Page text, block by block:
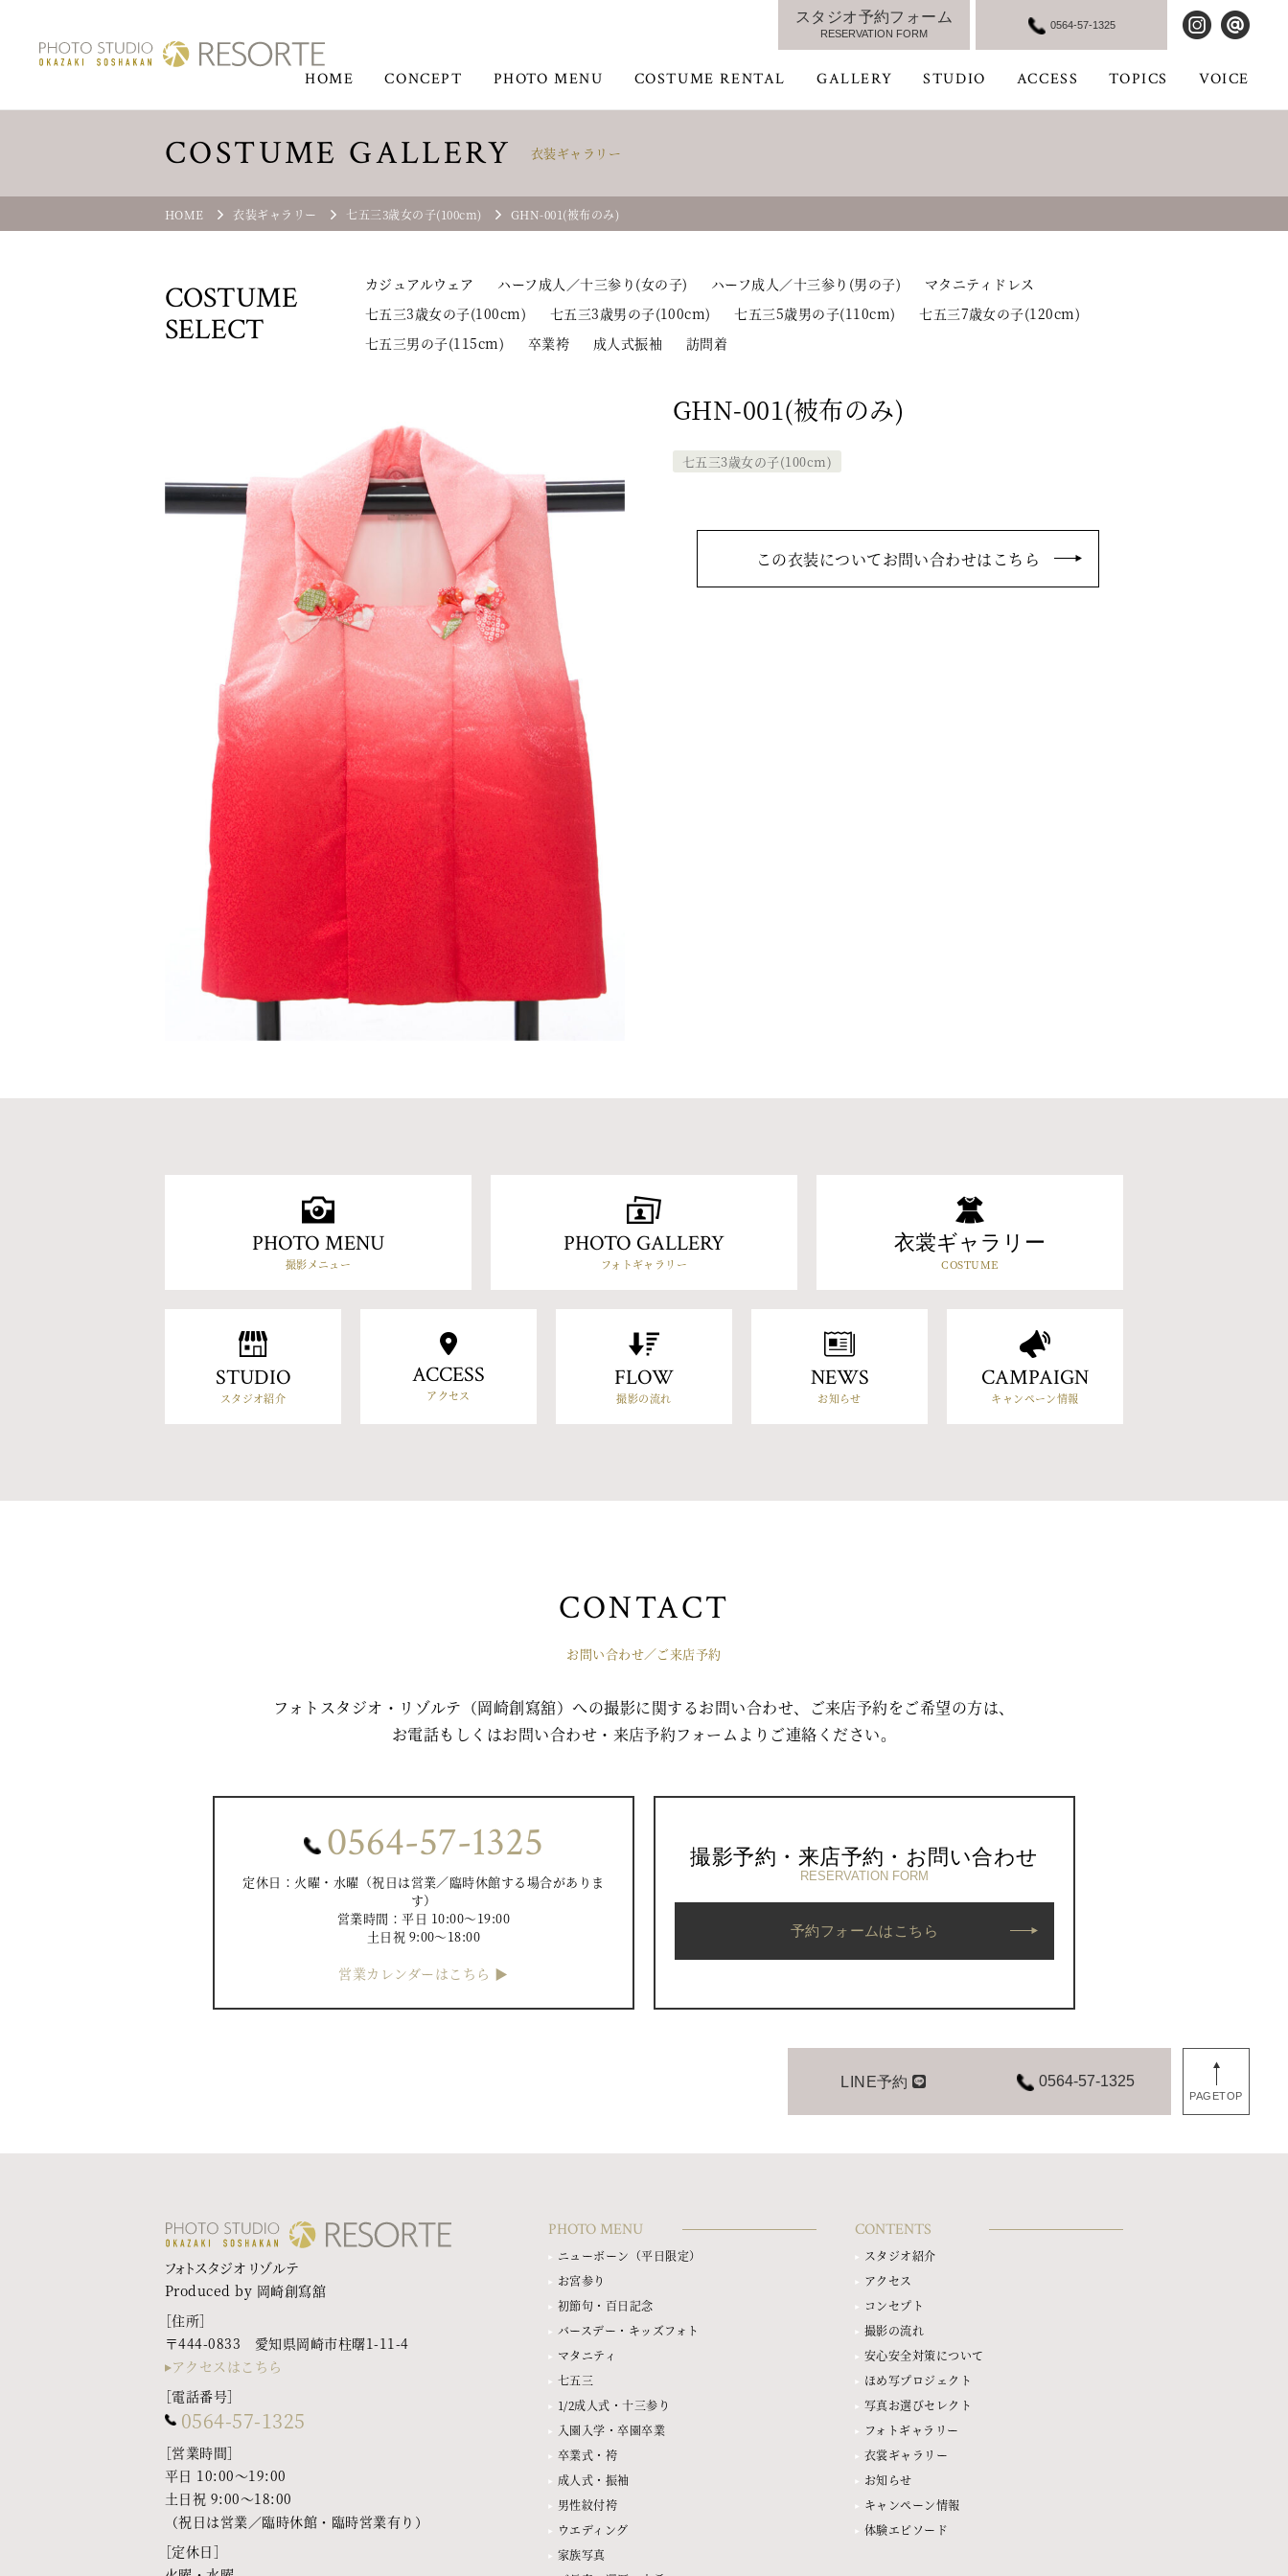
HOME CONCEPT PHOTO MENU COSTUME RENTAL GALLERY STUDIO ACCESS TOPICS VOICE
スタジオ予約フォーム
RESERVATION FORM
0564-57-1325
COSTUME GALLERY 衣装ギャラリー
HOME 衣装ギャラリー 七五三3歳女の子(100cm) GHN-001(被布のみ)
COSTUME
SELECT
カジュアルウェア ハーフ成人／十三参り(女の子) ハーフ成人／十三参り(男の子)
マタニティドレス
七五三3歳女の子(100cm)
七五三3歳男の子(100cm) 七五三5歳男の子(110cm)
七五三7歳女の子(120cm)
七五三男の子(115cm)
卒業袴 成人式振袖 訪問着
GHN-001(被布のみ)
七五三3歳女の子(100cm)
この衣装についてお問い合わせはこちら
PHOTO MENU
撮影メニュー
PHOTO GALLERY
フォトギャラリー
衣裳ギャラリー
COSTUME
STUDIO
スタジオ紹介
ACCESS
アクセス
FLOW
撮影の流れ
NEWS
お知らせ
CAMPAIGN
キャンペーン情報
CONTACT
お問い合わせ／ご来店予約
フォトスタジオ・リゾルテ（岡崎創寫舘）への撮影に関するお問い合わせ、ご来店予約をご希望の方は、
お電話もしくはお問い合わせ・来店予約フォームよりご連絡ください。
0564-57-1325
定休日：火曜・水曜（祝日は営業／臨時休館する場合がありま
す）
営業時間：平日 10:00〜19:00
土日祝 9:00〜18:00
営業カレンダーはこちら ▶︎
撮影予約・来店予約・お問い合わせ
RESERVATION FORM
予約フォームはこちら
LINE予約 0564-57-1325
PAGETOP
フォトスタジオ リゾルテ
Produced by 岡崎創寫舘
［住所］
〒444-0833 愛知県岡崎市柱曙1-11-4
アクセスはこちら
［電話番号］
0564-57-1325
［営業時間］
平日 10:00〜19:00
土日祝 9:00〜18:00
（祝日は営業／臨時休館・臨時営業有り）
［定休日］
PHOTO MENU
ニューボーン（平日限定）
お宮参り
初節句・百日記念
バースデー・キッズフォト
マタニティ
七五三
1/2成人式・十三参り
入園入学・卒園卒業
卒業式・袴
成人式・振袖
男性紋付袴
ウエディング
家族写真
CONTENTS
スタジオ紹介
アクセス
コンセプト
撮影の流れ
安心安全対策について
ほめ写プロジェクト
写真お選びセレクト
フォトギャラリー
衣裳ギャラリー
お知らせ
キャンペーン情報
体験エピソード